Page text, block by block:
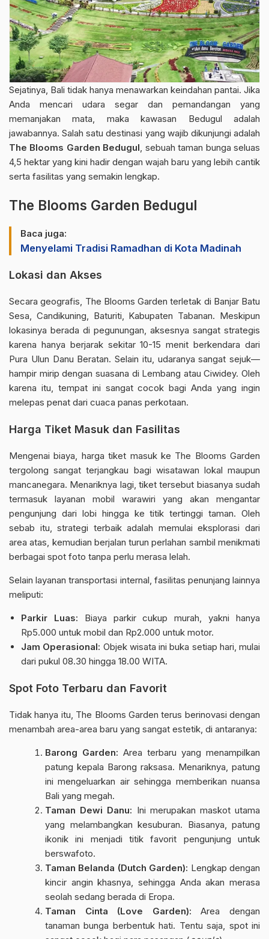
Sejatinya, Bali tidak hanya menawarkan keindahan pantai. Jika
Anda mencari udara segar dan pemandangan yang
memanjakan mata, maka kawasan Bedugul adalah
jawabannya. Salah satu destinasi yang wajib dikunjungi adalah
The Blooms Garden Bedugul, sebuah taman bunga seluas
4,5 hektar yang kini hadir dengan wajah baru yang lebih cantik
serta fasilitas yang semakin lengkap.
The Blooms Garden Bedugul
Baca juga:
Menyelami Tradisi Ramadhan di Kota Madinah
Lokasi dan Akses
Secara geografis, The Blooms Garden terletak di Banjar Batu
Sesa, Candikuning, Baturiti, Kabupaten Tabanan. Meskipun
lokasinya berada di pegunungan, aksesnya sangat strategis
karena hanya berjarak sekitar 10-15 menit berkendara dari
Pura Ulun Danu Beratan. Selain itu, udaranya sangat sejuk—
hampir mirip dengan suasana di Lembang atau Ciwidey. Oleh
karena itu, tempat ini sangat cocok bagi Anda yang ingin
melepas penat dari cuaca panas perkotaan.
Harga Tiket Masuk dan Fasilitas
Mengenai biaya, harga tiket masuk ke The Blooms Garden
tergolong sangat terjangkau bagi wisatawan lokal maupun
mancanegara. Menariknya lagi, tiket tersebut biasanya sudah
termasuk layanan mobil warawiri yang akan mengantar
pengunjung dari lobi hingga ke titik tertinggi taman. Oleh
sebab itu, strategi terbaik adalah memulai eksplorasi dari
area atas, kemudian berjalan turun perlahan sambil menikmati
berbagai spot foto tanpa perlu merasa lelah.
Selain layanan transportasi internal, fasilitas penunjang lainnya
meliputi:
Parkir Luas: Biaya parkir cukup murah, yakni hanya
Rp5.000 untuk mobil dan Rp2.000 untuk motor.
Jam Operasional: Objek wisata ini buka setiap hari, mulai
dari pukul 08.30 hingga 18.00 WITA.
Spot Foto Terbaru dan Favorit
Tidak hanya itu, The Blooms Garden terus berinovasi dengan
menambah area-area baru yang sangat estetik, di antaranya:
Barong Garden: Area terbaru yang menampilkan
patung kepala Barong raksasa. Menariknya, patung
ini mengeluarkan air sehingga memberikan nuansa
Bali yang megah.
Taman Dewi Danu: Ini merupakan maskot utama
yang melambangkan kesuburan. Biasanya, patung
ikonik ini menjadi titik favorit pengunjung untuk
berswafoto.
Taman Belanda (Dutch Garden): Lengkap dengan
kincir angin khasnya, sehingga Anda akan merasa
seolah sedang berada di Eropa.
Taman Cinta (Love Garden): Area dengan
tanaman bunga berbentuk hati. Tentu saja, spot ini